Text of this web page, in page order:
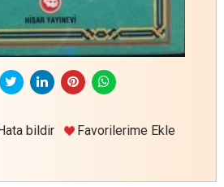
Hata bildir Favorilerime Ekle